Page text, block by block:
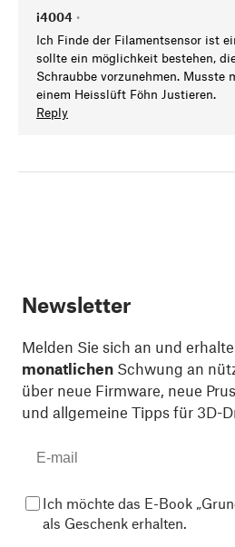
i4004 •
Ich Finde der Filamentsensor ist
sollte ein möglichkeit bestehen,
Schraubbe vorzunehmen. Musste
einem Heisslüft Föhn Justieren.
Reply
Newsletter
Melden Sie sich an und
monatlichen Schwung an
über neue Firmware, neue
und allgemeine Tipps für 3D-
Ich möchte das E-Book
als Geschenk erhalten.